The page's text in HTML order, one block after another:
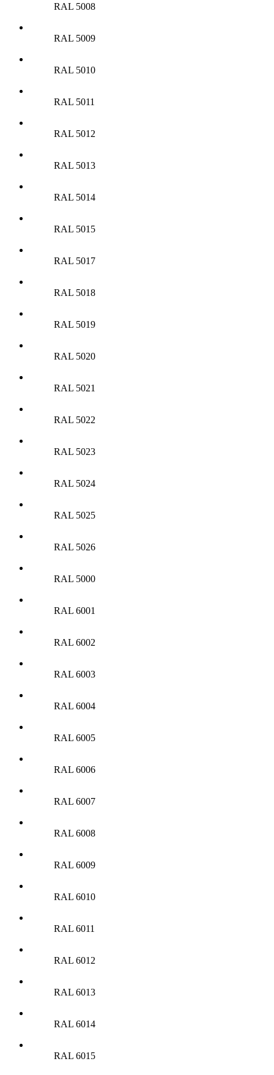
RAL 5008
RAL 5009
RAL 5010
RAL 5011
RAL 5012
RAL 5013
RAL 5014
RAL 5015
RAL 5017
RAL 5018
RAL 5019
RAL 5020
RAL 5021
RAL 5022
RAL 5023
RAL 5024
RAL 5025
RAL 5026
RAL 5000
RAL 6001
RAL 6002
RAL 6003
RAL 6004
RAL 6005
RAL 6006
RAL 6007
RAL 6008
RAL 6009
RAL 6010
RAL 6011
RAL 6012
RAL 6013
RAL 6014
RAL 6015